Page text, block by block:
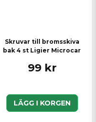
Skruvar till bromsskiva
bak 4 st Ligier Microcar
99 kr
LÄGG I KORGEN